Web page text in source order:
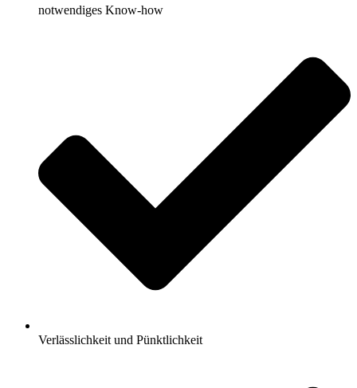
notwendiges Know-how
Verlässlichkeit und Pünktlichkeit